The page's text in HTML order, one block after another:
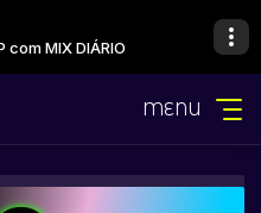
com MIX DIÁRIO
- Sucessos Antigos
MENU